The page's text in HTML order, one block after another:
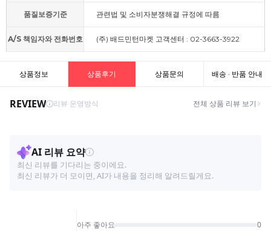
품질보증기준 관련법 및 소비자분쟁해결 규정에 따름
A/S 책임자와 전화번호 (주) 배드민턴마켓 고객센터 : 02-3663-3922
상품정보 상품후기 상품문의 배송 · 반품 안내